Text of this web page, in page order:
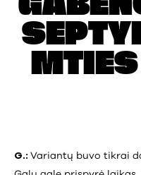
MTIES
G.: Variantų buvo tikrai